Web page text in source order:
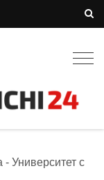
Университет с